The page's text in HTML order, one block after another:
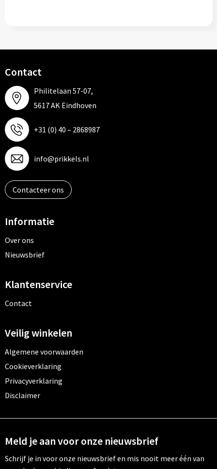
Contact
Philitelaan 57-07,
5617 AK Eindhoven
+31 (0) 40 – 2868987
info@prikkels.nl
Contacteer ons
Informatie
Over ons
Nieuwsbrief
Klantenservice
Contact
Veilig winkelen
Algemene voorwaarden
Cookieverklaring
Privacyverklaring
Disclaimer
Meld je aan voor onze nieuwsbrief
Schrijf je in voor onze nieuwsbrief en mis nooit meer één van